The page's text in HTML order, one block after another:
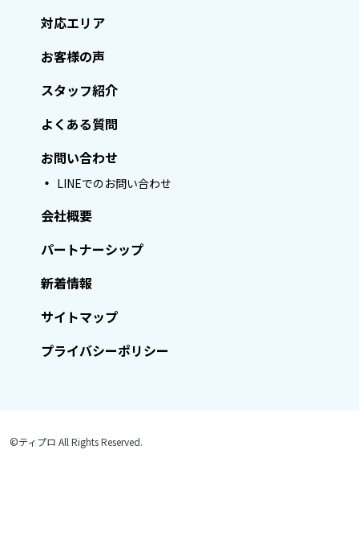
対応エリア
お客様の声
スタッフ紹介
よくある質問
お問い合わせ
LINEでのお問い合わせ
会社概要
パートナーシップ
新着情報
サイトマップ
プライバシーポリシー
©ティプロ All Rights Reserved.